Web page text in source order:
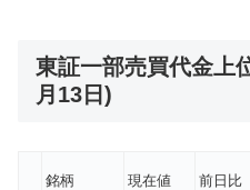
東証一部売買代金上
月13日)
銘柄 現在値 前日比